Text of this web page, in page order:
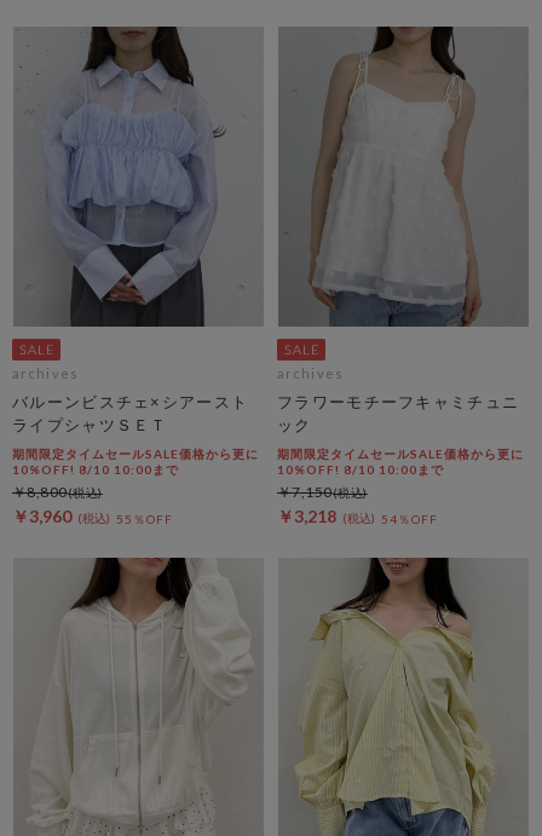
archives
バルーンビスチェ×シアースト
ライプシャツＳＥＴ
期間限定タイムセールSALE価格から更に
10%OFF! 8/10 10:00まで
￥3,960 55％OFF
￥8,800
archives
フラワーモチーフキャミチュニ
ック
期間限定タイムセールSALE価格から更に
10%OFF! 8/10 10:00まで
￥3,218 54％OFF
￥7,150